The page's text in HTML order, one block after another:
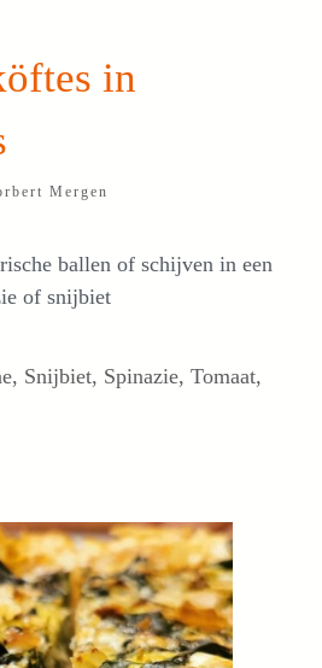
in
Mergen
ballen of schijven in een
of snijbiet
, Snijbiet, Spinazie, Tomaat,